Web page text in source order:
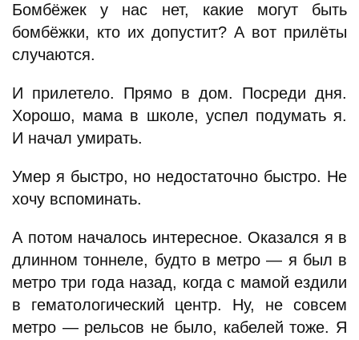
Бомбёжек у нас нет, какие могут быть
бомбёжки, кто их допустит? А вот прилёты
случаются.
И прилетело. Прямо в дом. Посреди дня.
Хорошо, мама в школе, успел подумать я.
И начал умирать.
Умер я быстро, но недостаточно быстро. Не
хочу вспоминать.
А потом началось интересное. Оказался я в
длинном тоннеле, будто в метро — я был в
метро три года назад, когда с мамой ездили
в гематологический центр. Ну, не совсем
метро — рельсов не было, кабелей тоже. Я